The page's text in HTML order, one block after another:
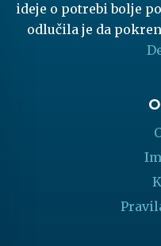
ideje o potrebi bolje
odlučila je da